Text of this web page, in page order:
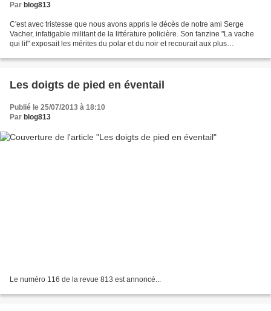
Par blog813
C'est avec tristesse que nous avons appris le décès de notre ami Serge
Vacher, infatigable militant de la littérature policière. Son fanzine "La vache
qui lit" exposait les mérites du polar et du noir et recourait aux plus
Les doigts de pied en éventail
Publié le 25/07/2013 à 18:10
Par blog813
Le numéro 116 de la revue 813 est annoncé...